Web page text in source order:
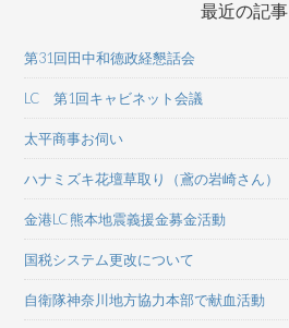
最近の記事
第31回田中和德政経懇話会
LC 第1回キャビネット会議
太平商事お伺い
ハナミズキ花壇草取り（鳶の岩崎さん）
金港LC 熊本地震義援金募金活動
国税システム更改について
自衛隊神奈川地方協力本部で献血活動